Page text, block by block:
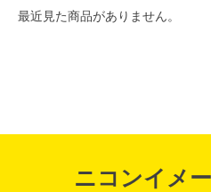
最近見た商品がありません。
ニコンイメ